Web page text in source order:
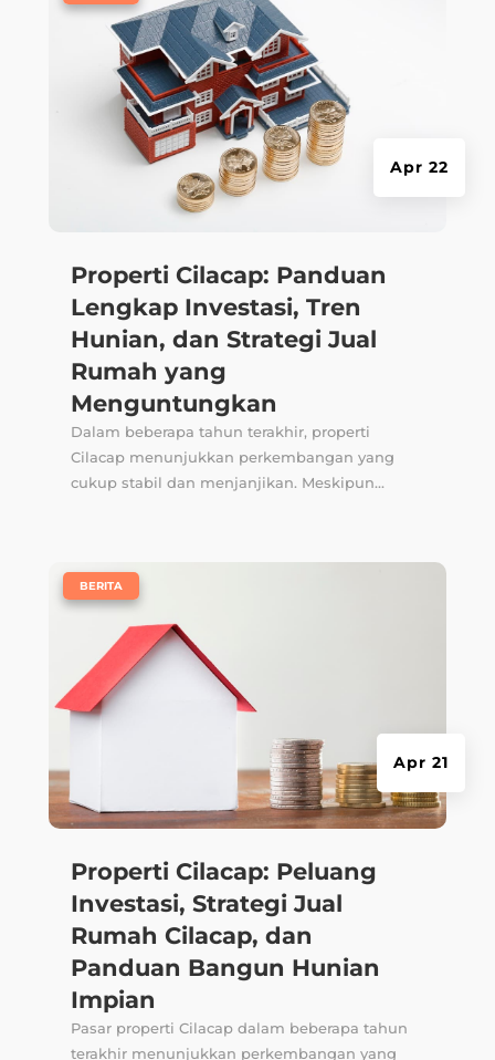
Properti Cilacap: Panduan
Lengkap Investasi, Tren
Hunian, dan Strategi Jual
Rumah yang
Menguntungkan
Apr 22
Dalam beberapa tahun terakhir, properti
Cilacap menunjukkan perkembangan yang
cukup stabil dan menjanjikan. Meskipun...
Properti Cilacap: Peluang
Investasi, Strategi Jual
Rumah Cilacap, dan
Panduan Bangun Hunian
Impian
Apr 21
BERITA
Pasar properti Cilacap dalam beberapa tahun
terakhir menunjukkan perkembangan yang